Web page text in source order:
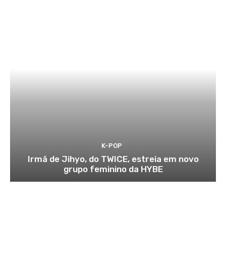
K-POP
Irmã de Jihyo, do TWICE, estreia em novo
grupo feminino da HYBE